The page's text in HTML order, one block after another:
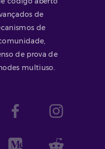
de
de
de prova de
multiuso.